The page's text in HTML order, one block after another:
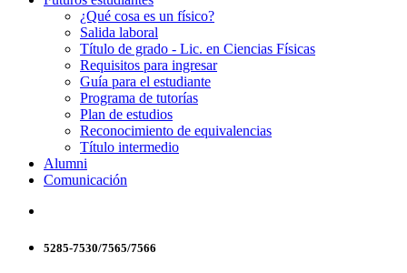
¿Qué cosa es un físico?
Salida laboral
Título de grado - Lic. en Ciencias Físicas
Requisitos para ingresar
Guía para el estudiante
Programa de tutorías
Plan de estudios
Reconocimiento de equivalencias
Título intermedio
Alumni
Comunicación
5285-7530/7565/7566